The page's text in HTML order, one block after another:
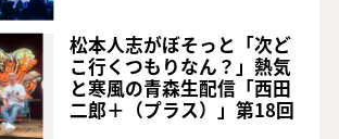
松本人志がぼそっと「次ど
こ行くつもりなん？」熱気
と寒風の青森生配信「西田
二郎＋（プラス）」第18回